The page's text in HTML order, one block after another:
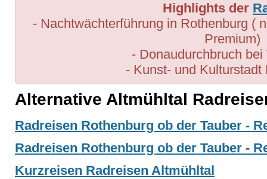
Highlights der
- Nachtwächterführung in Rothenburg (
Premium)
- Donaudurchbruch
- Kunst- und Kulturstadt
Alternative Altmühltal
Radreisen Rothenburg ob der Tauber -
Radreisen Rothenburg ob der Tauber -
Kurzreisen Radreisen Altmühltal